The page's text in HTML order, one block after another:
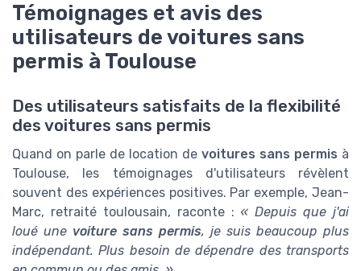
Témoignages et avis des
utilisateurs de voitures sans
permis à Toulouse
Des utilisateurs satisfaits de la flexibilité
des voitures sans permis
Quand on parle de location de voitures sans permis à
Toulouse, les témoignages d'utilisateurs révèlent
souvent des expériences positives. Par exemple, Jean-
Marc, retraité toulousain, raconte : « Depuis que j'ai
loué une voiture sans permis, je suis beaucoup plus
indépendant. Plus besoin de dépendre des transports